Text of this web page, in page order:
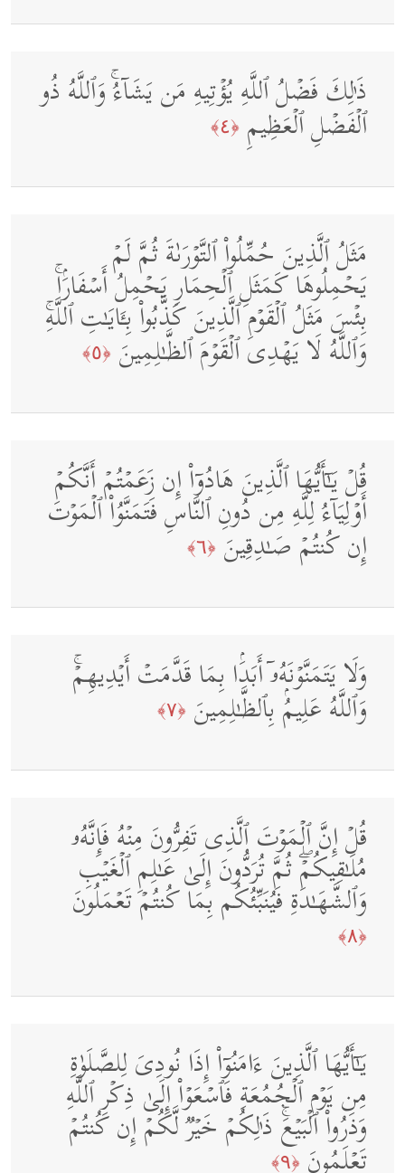
ذَ ٰ⁠لِكَ فَضۡلُ ٱللَّهِ یُؤۡتِیهِ مَن یَشَاۤءُۚ وَٱللَّهُ ذُو
ٱلۡفَضۡلِ ٱلۡعَظِیمِ ﴿٤﴾
مَثَلُ ٱلَّذِینَ حُمِّلُوا۟ ٱلتَّوۡرَىٰةَ ثُمَّ لَمۡ
یَحۡمِلُوهَا كَمَثَلِ ٱلۡحِمَارِ یَحۡمِلُ أَسۡفَارَۢاۚ
بِئۡسَ مَثَلُ ٱلۡقَوۡمِ ٱلَّذِینَ كَذَّبُوا۟ بِـَٔایَـٰتِ ٱللَّهِۚ
وَٱللَّهُ لَا یَهۡدِی ٱلۡقَوۡمَ ٱلظَّـٰلِمِینَ ﴿٥﴾
قُلۡ یَـٰۤأَیُّهَا ٱلَّذِینَ هَادُوۤا۟ إِن زَعَمۡتُمۡ أَنَّكُمۡ
أَوۡلِیَاۤءُ لِلَّهِ مِن دُونِ ٱلنَّاسِ فَتَمَنَّوُا۟ ٱلۡمَوۡتَ
إِن كُنتُمۡ صَـٰدِقِینَ ﴿٦﴾
وَلَا یَتَمَنَّوۡنَهُۥۤ أَبَدَۢا بِمَا قَدَّمَتۡ أَیۡدِیهِمۡۚ
وَٱللَّهُ عَلِیمُۢ بِٱلظَّـٰلِمِینَ ﴿٧﴾
قُلۡ إِنَّ ٱلۡمَوۡتَ ٱلَّذِی تَفِرُّونَ مِنۡهُ فَإِنَّهُۥ
مُلَـٰقِیكُمۡۖ ثُمَّ تُرَدُّونَ إِلَىٰ عَـٰلِمِ ٱلۡغَیۡبِ
وَٱلشَّهَـٰدَةِ فَیُنَبِّئُكُم بِمَا كُنتُمۡ تَعۡمَلُونَ
﴿٨﴾
یَـٰۤأَیُّهَا ٱلَّذِینَ ءَامَنُوۤا۟ إِذَا نُودِیَ لِلصَّلَوٰةِ
مِن یَوۡمِ ٱلۡجُمُعَةِ فَٱسۡعَوۡا۟ إِلَىٰ ذِكۡرِ ٱللَّهِ
وَذَرُوا۟ ٱلۡبَیۡعَۚ ذَ ٰ⁠لِكُمۡ خَیۡرࣱ لَّكُمۡ إِن كُنتُمۡ
تَعۡلَمُونَ ﴿٩﴾